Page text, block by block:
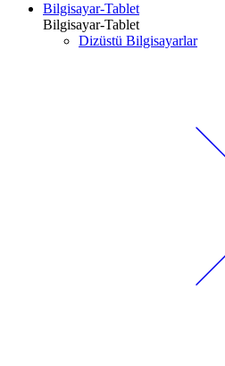
Bilgisayar-Tablet
Bilgisayar-Tablet
Dizüstü Bilgisayarlar